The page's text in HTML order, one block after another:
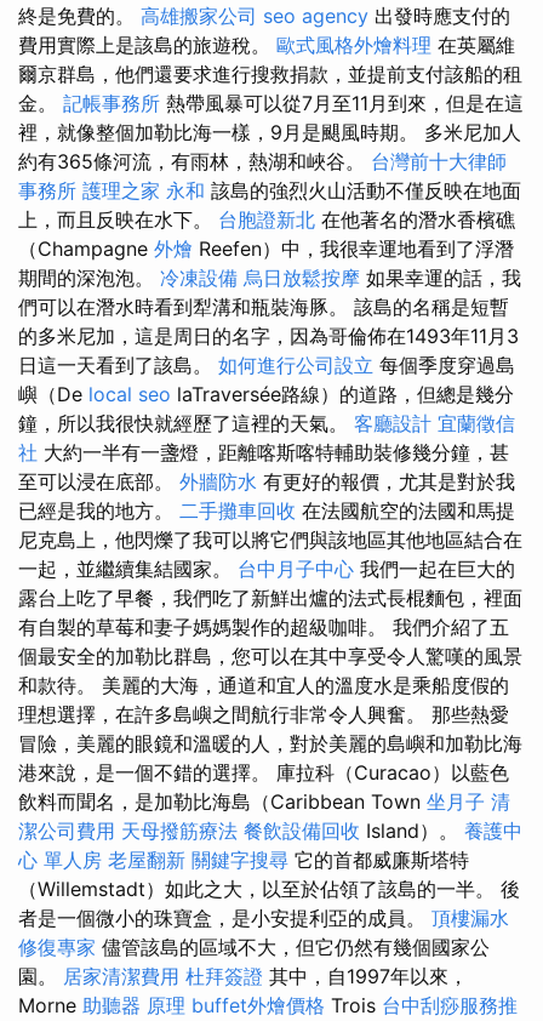
終是免費的。 高雄搬家公司 seo agency 出發時應支付的
費用實際上是該島的旅遊稅。 歐式風格外燴料理 在英屬維
爾京群島，他們還要求進行搜救捐款，並提前支付該船的租
金。 記帳事務所 熱帶風暴可以從7月至11月到來，但是在這
裡，就像整個加勒比海一樣，9月是颶風時期。 多米尼加人
約有365條河流，有雨林，熱湖和峽谷。 台灣前十大律師
事務所 護理之家 永和 該島的強烈火山活動不僅反映在地面
上，而且反映在水下。 台胞證新北 在他著名的潛水香檳礁
（Champagne 外燴 Reefen）中，我很幸運地看到了浮潛
期間的深泡泡。 冷凍設備 烏日放鬆按摩 如果幸運的話，我
們可以在潛水時看到犁溝和瓶裝海豚。 該島的名稱是短暫
的多米尼加，這是周日的名字，因為哥倫佈在1493年11月3
日這一天看到了該島。 如何進行公司設立 每個季度穿過島
嶼（De local seo laTraversée路線）的道路，但總是幾分
鐘，所以我很快就經歷了這裡的天氣。 客廳設計 宜蘭徵信
社 大約一半有一盞燈，距離喀斯喀特輔助裝修幾分鐘，甚
至可以浸在底部。 外牆防水 有更好的報價，尤其是對於我
已經是我的地方。 二手攤車回收 在法國航空的法國和馬提
尼克島上，他閃爍了我可以將它們與該地區其他地區結合在
一起，並繼續集結國家。 台中月子中心 我們一起在巨大的
露台上吃了早餐，我們吃了新鮮出爐的法式長棍麵包，裡面
有自製的草莓和妻子媽媽製作的超級咖啡。 我們介紹了五
個最安全的加勒比群島，您可以在其中享受令人驚嘆的風景
和款待。 美麗的大海，通道和宜人的溫度水是乘船度假的
理想選擇，在許多島嶼之間航行非常令人興奮。 那些熱愛
冒險，美麗的眼鏡和溫暖的人，對於美麗的島嶼和加勒比海
港來說，是一個不錯的選擇。 庫拉科（Curacao）以藍色
飲料而聞名，是加勒比海島（Caribbean Town 坐月子 清
潔公司費用 天母撥筋療法 餐飲設備回收 Island）。 養護中
心 單人房 老屋翻新 關鍵字搜尋 它的首都威廉斯塔特
（Willemstadt）如此之大，以至於佔領了該島的一半。 後
者是一個微小的珠寶盒，是小安提利亞的成員。 頂樓漏水
修復專家 儘管該島的區域不大，但它仍然有幾個國家公
園。 居家清潔費用 杜拜簽證 其中，自1997年以來，
Morne 助聽器 原理 buffet外燴價格 Trois 台中刮痧服務推